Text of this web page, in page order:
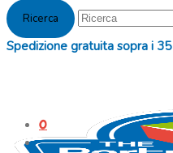
Spedizione gratuita sopra i
0